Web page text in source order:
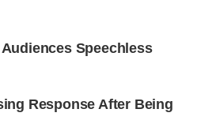
Speechless
Response After Being